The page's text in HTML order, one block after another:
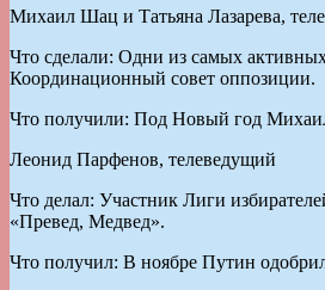
Михаил Шац и Татьяна Лазарева,
Что сделали: Одни из самых
Координационный совет оппозиции.
Что получили: Под Новый год
Леонид Парфенов, телеведущий
Что делал: Участник Лиги
«Превед, Медвед».
Что получил: В ноябре Путин